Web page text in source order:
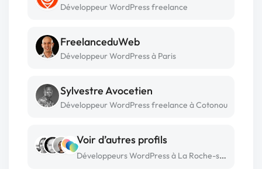
Développeur WordPress freelance
FreelanceduWeb
Développeur WordPress à Paris
Sylvestre Avocetien
Développeur WordPress freelance à Cotonou
Voir d’autres profils
Développeurs WordPress à La Roche-sur-Yon